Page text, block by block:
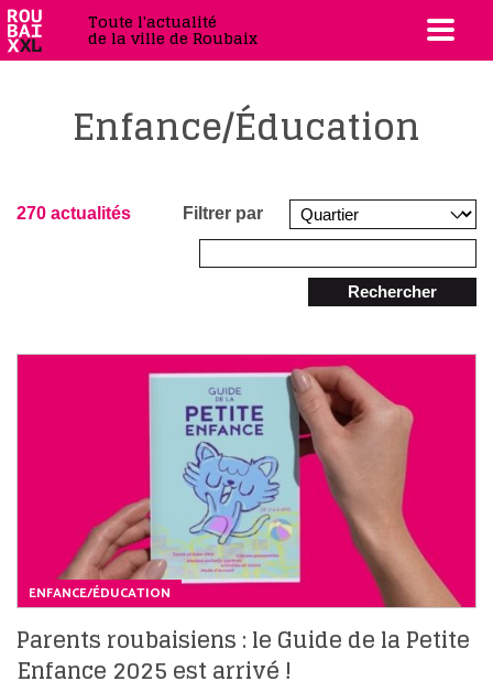
Toute l'actualité
de la ville de Roubaix
Enfance/Éducation
270 actualités Filtrer par
Rechercher
ENFANCE/ÉDUCATION
Parents roubaisiens : le Guide de la Petite
Enfance 2025 est arrivé !